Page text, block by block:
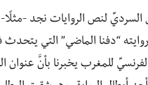
السرديِّ لنص الروايات نجد -
“دفنا الماضي” التي يتحدث
للمغرب يخبرنا بأنَّ عنوان